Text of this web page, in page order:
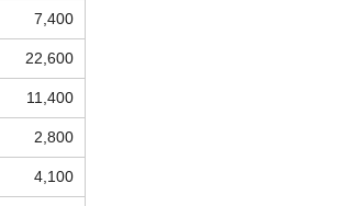
7,400
22,600
11,400
2,800
4,100